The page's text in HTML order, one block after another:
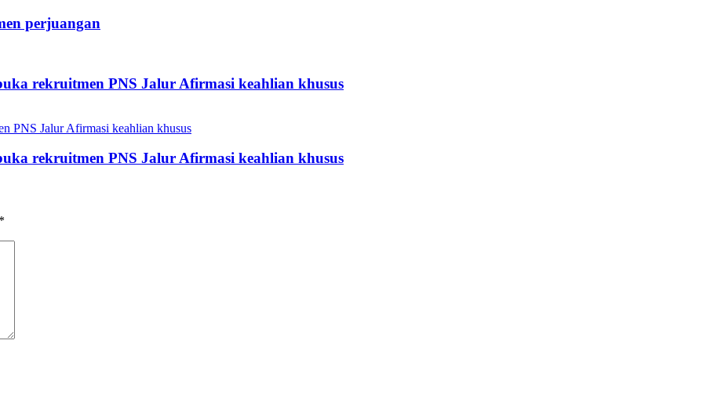
perjuangan
rekruitmen PNS Jalur Afirmasi keahlian khusus
rekruitmen PNS Jalur Afirmasi keahlian khusus